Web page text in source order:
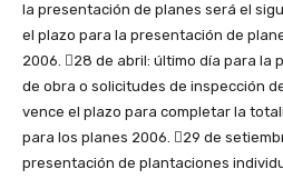
la presentación de planes será el
el plazo para la presentación de
2006. 28 de abril: último día para la
de obra o solicitudes de inspección
vence el plazo para completar la
para los planes 2006. 29 de
presentación de plantaciones